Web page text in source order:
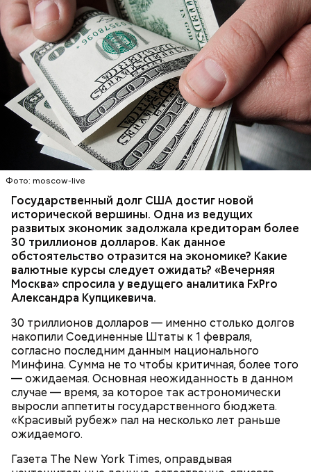
Фото: moscow-live
Государственный долг США достиг новой
исторической вершины. Одна из ведущих
развитых экономик задолжала кредиторам более
30 триллионов долларов. Как данное
обстоятельство отразится на экономике? Какие
валютные курсы следует ожидать? «Вечерняя
Москва» спросила у ведущего аналитика FxPro
Александра Купцикевича.
30 триллионов долларов — именно столько долгов
накопили Соединенные Штаты к 1 февраля,
согласно последним данным национального
Минфина. Сумма не то чтобы критичная, более того
— ожидаемая. Основная неожиданность в данном
случае — время, за которое так астрономически
выросли аппетиты государственного бюджета.
«Красивый рубеж» пал на несколько лет раньше
ожидаемого.
Газета The New York Times, оправдывая
Многие привыкли, что за совершенную покупку
дополнительно на свой счет они получают бонусы
или баллы. Программы лояльности буквально
привязывают потребителя к определенным
магазинам. Как они работают? Покупателям
предлагается бесплатный товар за каждую пятую,
предоставляются специальные скидки.
Одна из самых распространенных программ
лояльности — дисконтная. При первой покупке
клиент получает пластиковую карту. Она дает
скидку на следующие покупки. Скидка может быть
фиксированной или накопительной: чем больше
сумма, тем выше процент.
скидку можно получить при наличии карты, в
бонусной программе клиент зарабатывает баллы
самостоятельно. Это заставляет потребителей
больше тратить, чтобы накопить больше баллов.
Например, чтобы получить 100 бонусов, человеку
необходимо приобрести товар на 1000 рублей.
Покупателя уверяют в том, что ему нужно
дополнительно к приобретенному товару на 800
рублей докупить товар на сумму 200 рублей, в
результате приобретается незапланированная
вещь.